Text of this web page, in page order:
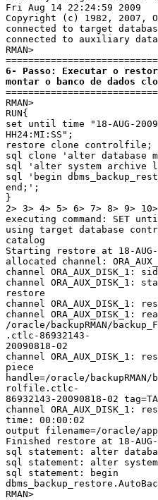
Fri Aug 14 22:24:59 2009
Copyright (c) 1982, 2007,
connected to target
connected to auxiliary
RMAN>
6- Passo: Executar o
montar o banco de dados
RMAN>
RUN{
set until time "18-AUG-2009
HH24:MI:SS";
restore clone controlfile;
sql clone 'alter database
sql 'alter system archive
sql 'begin
end;';
}
2> 3> 4> 5> 6> 7> 8> 9>
executing command: SET
using target database
catalog
Starting restore at 18-AUG-
allocated channel:
channel ORA_AUX_DISK_1:
channel
restore
channel
channel ORA_AUX_DISK_1:
/oracle/backupRMAN/
.ctlc-86932143-
20090818-02
channel ORA_AUX_DISK_1:
piece
handle=/oracle/backupRMAN/
rolfile.ctlc-
86932143-20090818-02
channel ORA_AUX_DISK_1:
time: 00:00:02
output filename=/oracle/
Finished restore at 18-AUG-
sql statement: alter
sql statement: alter
sql statement: begin
RMAN>